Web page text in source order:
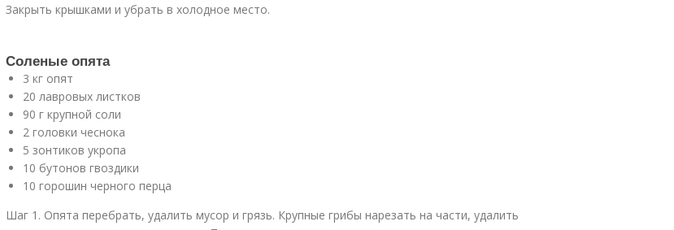
Закрыть крышками и убрать в холодное место.
Соленые опята
3 кг опят
20 лавровых листков
90 г крупной соли
2 головки чеснока
5 зонтиков укропа
10 бутонов гвоздики
10 горошин черного перца
Шаг 1. Опята перебрать, удалить мусор и грязь. Крупные грибы нарезать на части, удалить